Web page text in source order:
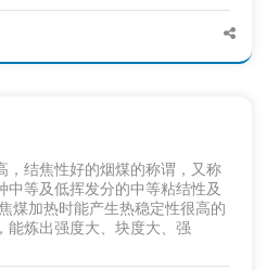
结焦性好的烟煤的称谓，又称
中等及低挥发分的中等粘结性及
加热时能产生热稳定性很高的
能炼出强度大、块度大、强